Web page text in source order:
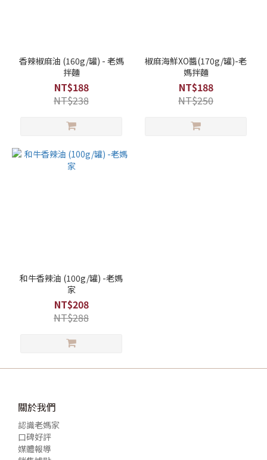
香辣椒麻油 (160g/罐) - 老媽
拌麵
NT$188
NT$238
椒麻海鮮XO醬(170g/罐)-老
媽拌麵
NT$188
NT$250
和牛香辣油 (100g/罐) -老媽
家
NT$208
NT$288
關於我們
認識老媽家
口碑好評
媒體報導